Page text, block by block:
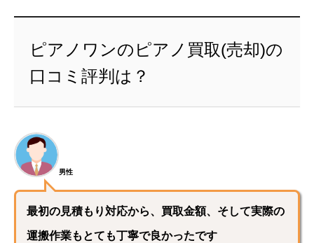
ピアノワンのピアノ買取(売却)の
口コミ評判は？
男性
最初の見積もり対応から、買取金額、そして実際の
運搬作業もとても丁寧で良かったです